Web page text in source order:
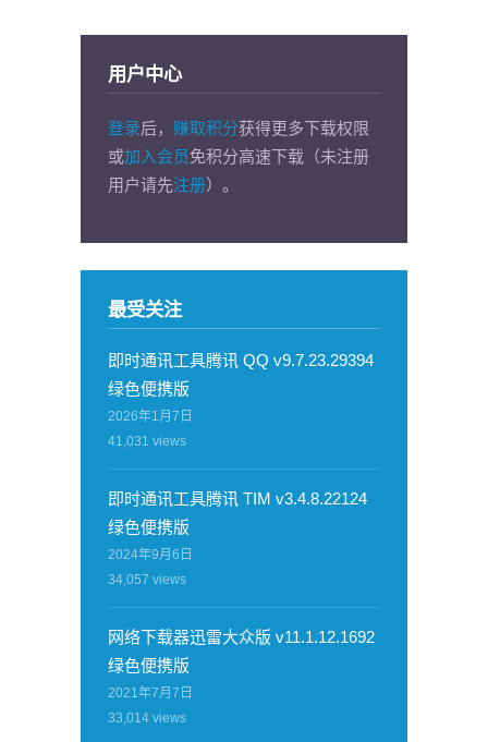
用户中心
登录后， 赚取积分获得更多下载权限
或加入会员免积分高速下载（未注册
用户请先注册）。
最受关注
即时通讯工具腾讯 QQ v9.7.23.29394
绿色便携版
2026年1月7日
41,031 views
即时通讯工具腾讯 TIM v3.4.8.22124
绿色便携版
2024年9月6日
34,057 views
网络下载器迅雷大众版 v11.1.12.1692
绿色便携版
2021年7月7日
33,014 views